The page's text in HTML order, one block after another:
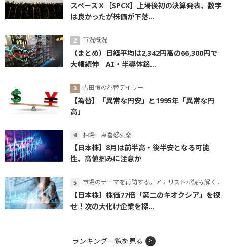
スペースＸ［SPCX］上場後初の決算発表、数字
は良かったが株価が下落...
市況概況
（まとめ）日経平均は2,342円高の66,300円で
大幅続伸 AI・半導体銘...
吉田恒の為替デイリー
【為替】「異常な円安」と1995年「異常な円
高」
相場一点喜怒哀楽
【日本株】8月は前半高・後半安となる可能
性、高値掴みに注意か
市場のテーマを再訪する。アナリストが読み解くテーマの本質
【日本株】株価77倍「第二のキオクシア」を探
せ！次の大化け企業を探...
ランキング一覧を見る